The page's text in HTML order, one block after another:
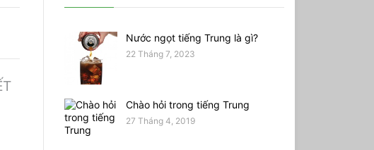
Nước ngọt tiếng Trung là gì?
22 Tháng 7, 2023
Chào hỏi trong tiếng Trung
27 Tháng 4, 2019